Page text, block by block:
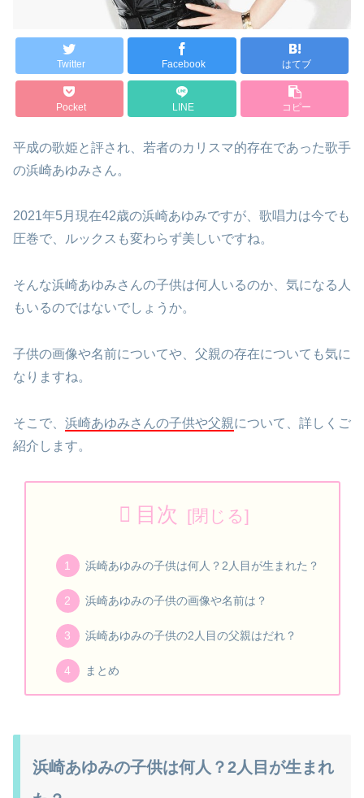
Twitter Facebook はてブ
Pocket LINE コピー
平成の歌姫と評され、若者のカリスマ的存在であった歌手
の浜崎あゆみさん。
2021年5月現在42歳の浜崎あゆみですが、歌唱力は今でも
圧巻で、ルックスも変わらず美しいですね。
そんな浜崎あゆみさんの子供は何人いるのか、気になる人
もいるのではないでしょうか。
子供の画像や名前についてや、父親の存在についても気に
なりますね。
そこで、 浜崎あゆみさんの子供や父親について、詳しくご
紹介します。
目次
浜崎あゆみの子供は何人？2人目が生まれた？
浜崎あゆみの子供の画像や名前は？
浜崎あゆみの子供の2人目の父親はだれ？
まとめ
浜崎あゆみの子供は何人？2人目が生まれ